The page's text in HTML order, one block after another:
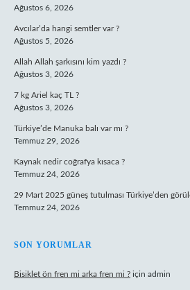
Ağustos 6, 2026
Avcılar’da hangi semtler var ?
Ağustos 5, 2026
Allah Allah şarkısını kim yazdı ?
Ağustos 3, 2026
7 kg Ariel kaç TL ?
Ağustos 3, 2026
Türkiye’de Manuka balı var mı ?
Temmuz 29, 2026
Kaynak nedir coğrafya kısaca ?
Temmuz 24, 2026
29 Mart 2025 güneş tutulması Türkiye’den
Temmuz 24, 2026
SON YORUMLAR
Bisiklet ön fren mi arka fren mi ? için admin